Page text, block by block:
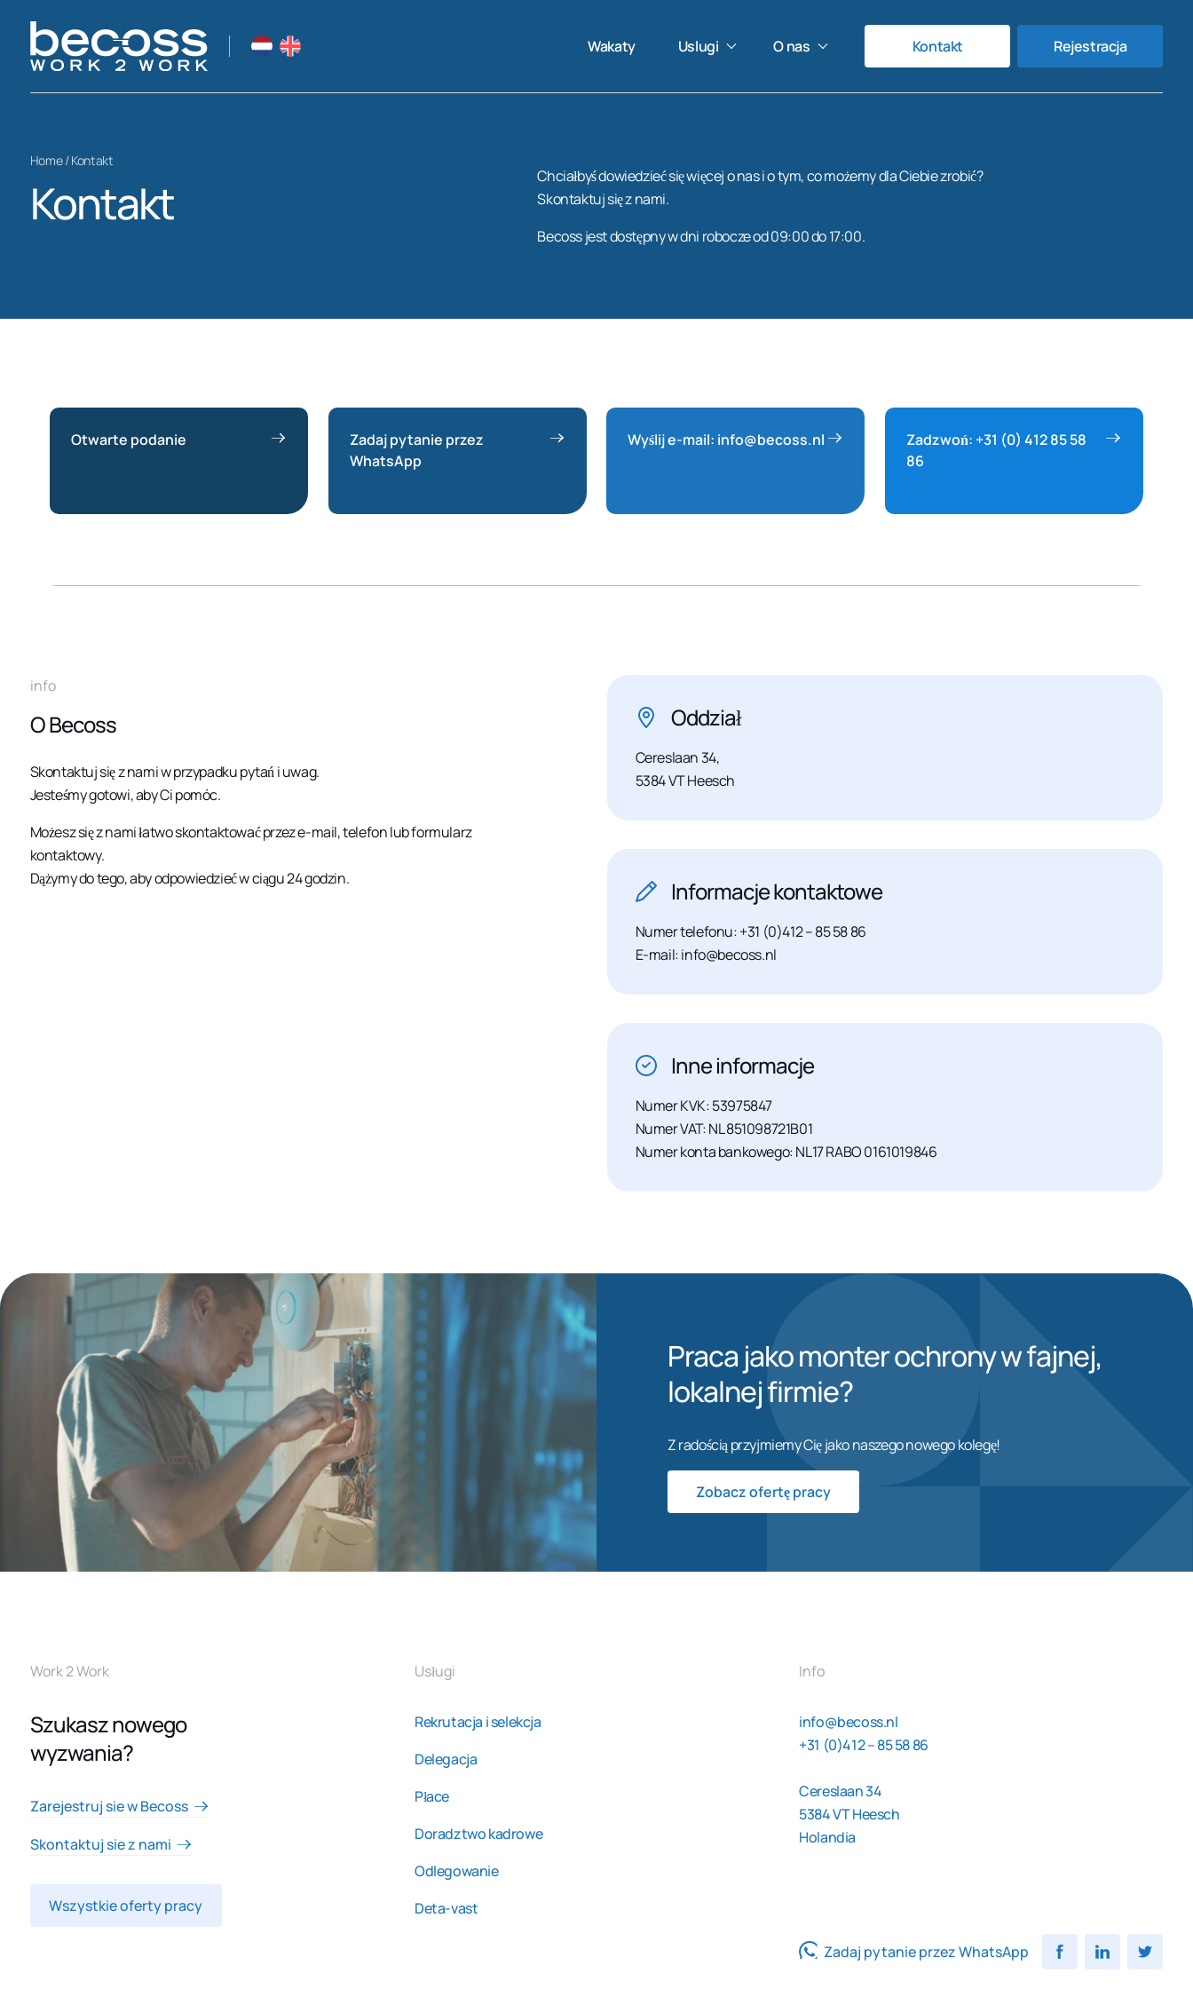
Wakaty Uslugi O nas Kontakt Rejestracja
Home /Kontakt
Kontakt
Chciałbyś dowiedzieć się więcej o nas i o tym, co możemy dla Ciebie zrobić?
Skontaktuj się z nami.
Becoss jest dostępny w dni robocze od 09:00 do 17:00.
Otwarte podanie
Zadaj pytanie przez
WhatsApp
Wyślij e-mail: info@becoss.nl
Zadzwoń: +31 (0) 412 85 58
86
info
O Becoss
Skontaktuj się z nami w przypadku pytań i uwag.
Jesteśmy gotowi, aby Ci pomóc.
Możesz się z nami łatwo skontaktować przez e-mail, telefon lub formularz
kontaktowy.
Dążymy do tego, aby odpowiedzieć w ciągu 24 godzin.
Oddział
Cereslaan 34,
5384 VT Heesch
Informacje kontaktowe
Numer telefonu: +31 (0)412 – 85 58 86
E-mail: info@becoss.nl
Inne informacje
Numer KVK: 53975847
Numer VAT: NL 851098721B01
Numer konta bankowego: NL17 RABO 0161019846
Praca jako monter ochrony w fajnej,
lokalnej firmie?
Z radością przyjmiemy Cię jako naszego nowego kolegę!
Zobacz ofertę pracy
Work 2 Work
Szukasz nowego
wyzwania?
Zarejestruj sie w Becoss
Skontaktuj sie z nami
Wszystkie oferty pracy
Usługi
Rekrutacja i selekcja
Delegacja
Płace
Doradztwo kadrowe
Odlegowanie
Deta-vast
Info
info@becoss.nl
+31 (0)412 – 85 58 86
Cereslaan 34
5384 VT Heesch
Holandia
Zadaj pytanie przez WhatsApp